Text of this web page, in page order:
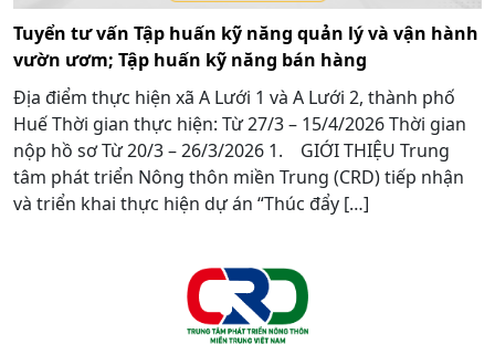
Tuyển tư vấn Tập huấn kỹ năng quản lý và vận hành
vườn ươm; Tập huấn kỹ năng bán hàng
Địa điểm thực hiện xã A Lưới 1 và A Lưới 2, thành phố
Huế Thời gian thực hiện: Từ 27/3 – 15/4/2026 Thời gian
nộp hồ sơ Từ 20/3 – 26/3/2026 1. GIỚI THIỆU Trung
tâm phát triển Nông thôn miền Trung (CRD) tiếp nhận
và triển khai thực hiện dự án “Thúc đẩy […]